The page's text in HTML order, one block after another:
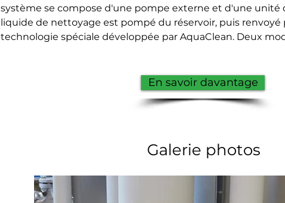
système se compose d'une pompe externe et d'une unité
liquide de nettoyage est pompé du réservoir, puis
technologie spéciale développée par AquaClean. Deux
En savoir davantage
Galerie photos